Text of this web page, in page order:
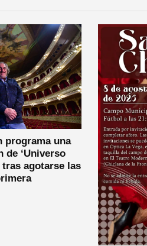
programa una
de ‘Universo
tras agotarse las